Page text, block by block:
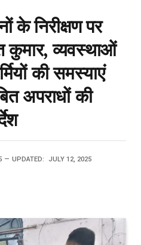
के निरीक्षण पर
कुमार, व्यवस्थाओं
की समस्याएं
अपराधों की
UPDATED: JULY 12, 2025